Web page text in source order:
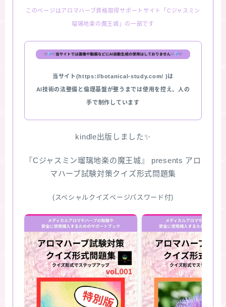
このページはアロマハーブ資格取得サポートサイト「Cジャスミン
瑠璃地楽の魔王城」の一部です
当サイト(https://botanical-study.com/ )は
AI技術の法整備と倫理基盤が整うまでは使用を控え、人の
手で制作しています
kindle出版しました✨
『Cジャスミン瑠璃地楽の魔王城』 presents アロ
マハーブ試験対策クイズ形式問題集
(スペシャルクイズページパスワード付)